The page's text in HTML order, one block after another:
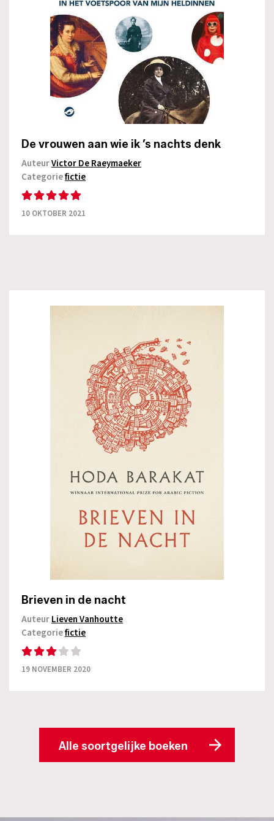
De vrouwen aan wie ik ’s nachts denk
AuteurVictor De Raeymaeker
Categoriefictie
10 OKTOBER 2021
Brieven in de nacht
AuteurLieven Vanhoutte
Categoriefictie
19 NOVEMBER 2020
Alle soortgelijke boeken